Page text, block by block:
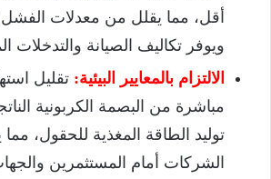
ويوفر تكاليف الصيانة والتدخلات
الالتزام بالمعايير البيئية: تقليل
مباشرة من البصمة الكربونية
توليد الطاقة المغذية للحقول،
الشركات أمام المستثمرين